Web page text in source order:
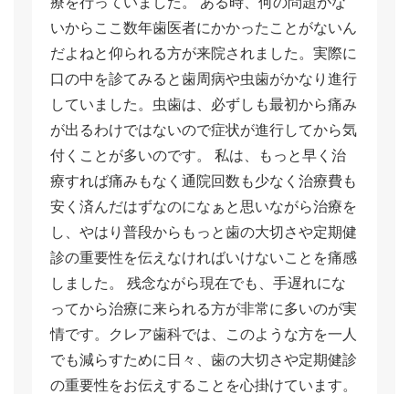
いからここ数年歯医者にかかったことがないん
だよねと仰られる方が来院されました。実際に
口の中を診てみると歯周病や虫歯がかなり進行
していました。虫歯は、必ずしも最初から痛み
が出るわけではないので症状が進行してから気
付くことが多いのです。 私は、もっと早く治
療すれば痛みもなく通院回数も少なく治療費も
安く済んだはずなのになぁと思いながら治療を
し、やはり普段からもっと歯の大切さや定期健
診の重要性を伝えなければいけないことを痛感
しました。 残念ながら現在でも、手遅れにな
ってから治療に来られる方が非常に多いのが実
情です。クレア歯科では、このような方を一人
でも減らすために日々、歯の大切さや定期健診
の重要性をお伝えすることを心掛けています。